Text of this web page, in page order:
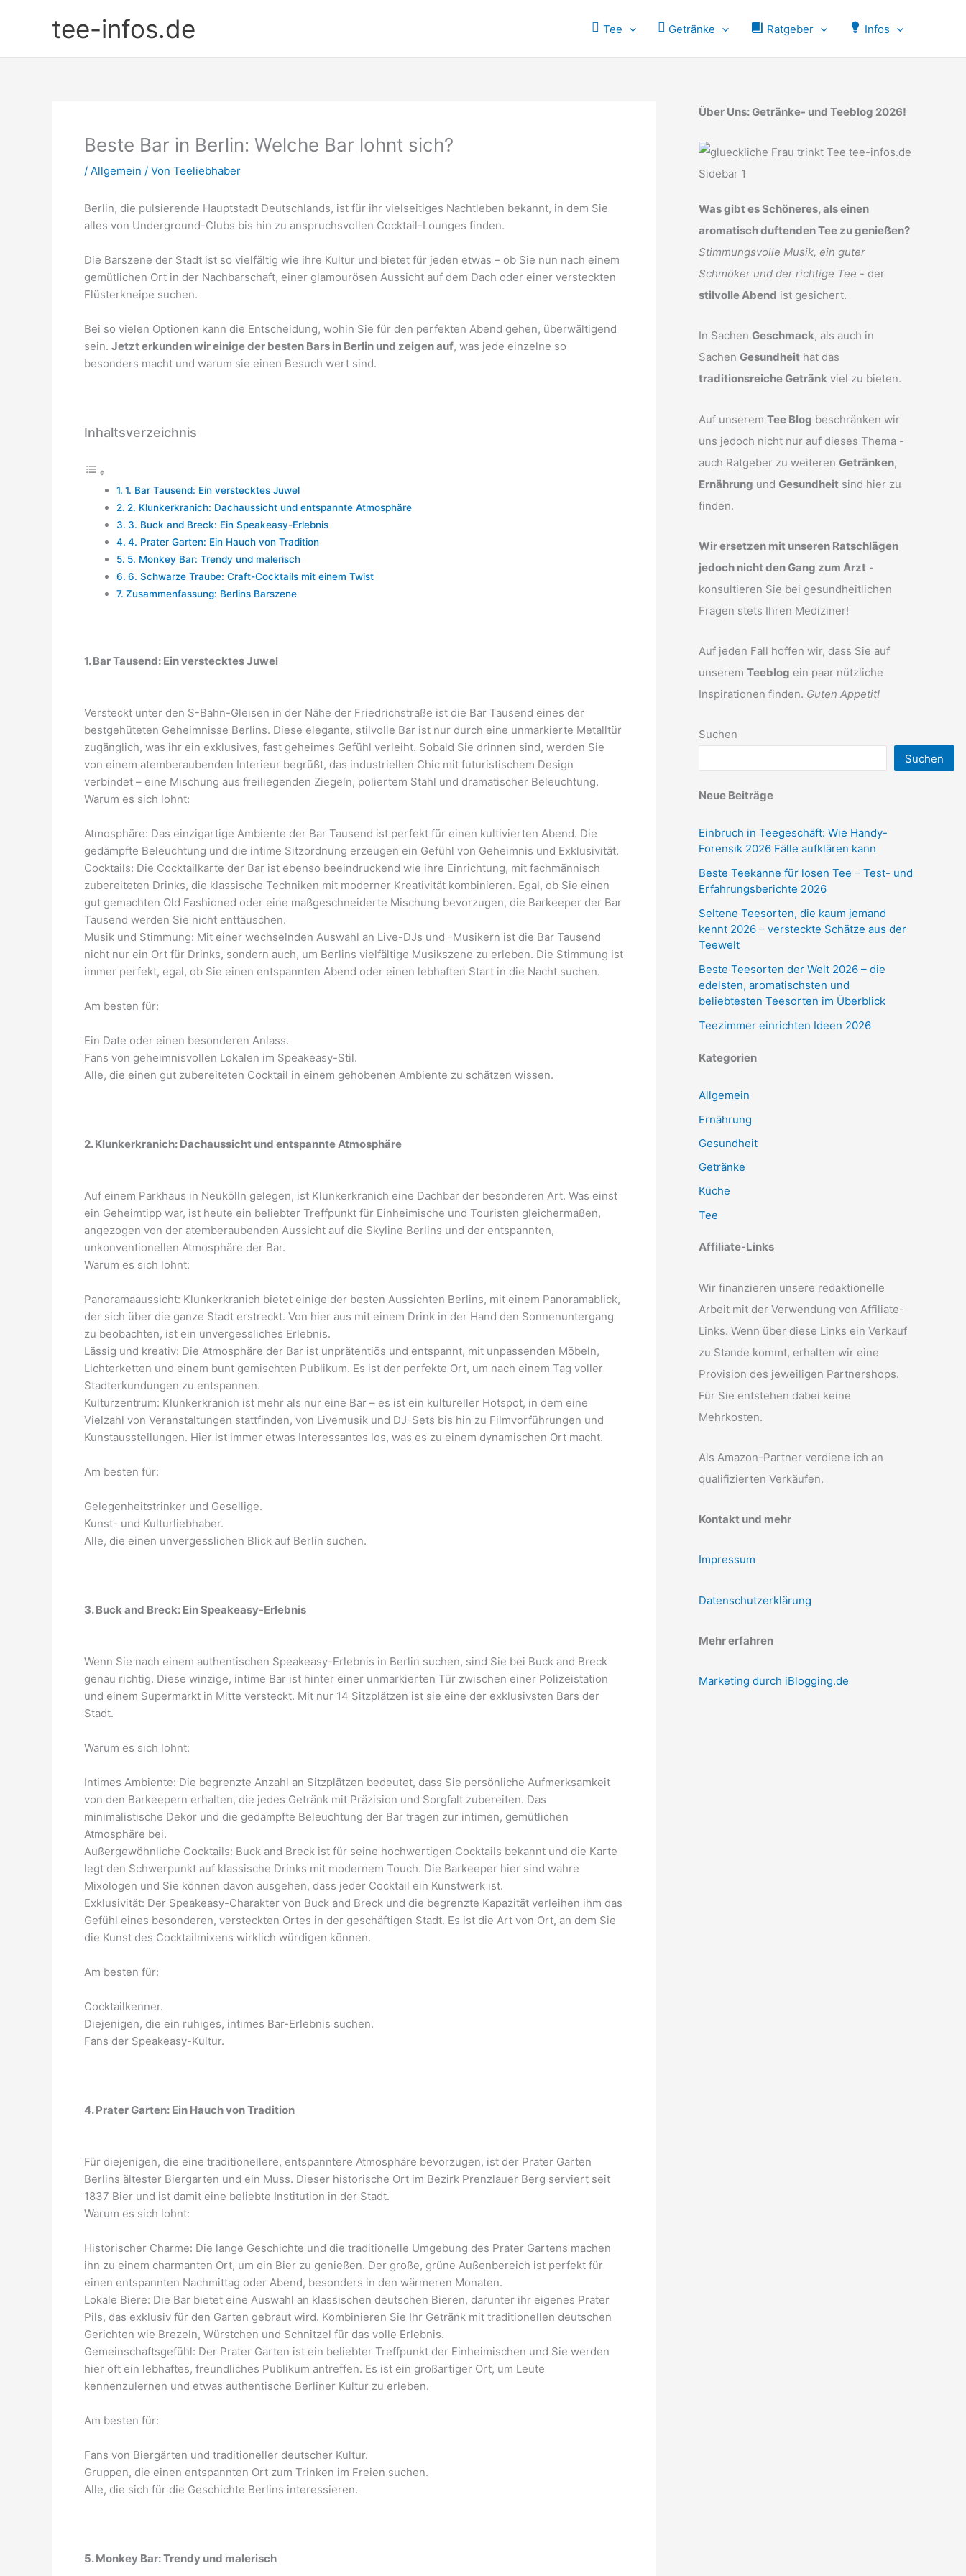
tee-infos.de Tee Getränke Ratgeber Infos
Beste Bar in Berlin: Welche Bar lohnt sich?
/ Allgemein / Von Teeliebhaber
Berlin, die pulsierende Hauptstadt Deutschlands, ist für ihr vielseitiges Nachtleben bekannt, in dem Sie
alles von Underground-Clubs bis hin zu anspruchsvollen Cocktail-Lounges finden.
Die Barszene der Stadt ist so vielfältig wie ihre Kultur und bietet für jeden etwas – ob Sie nun nach einem
gemütlichen Ort in der Nachbarschaft, einer glamourösen Aussicht auf dem Dach oder einer versteckten
Flüsterkneipe suchen.
Bei so vielen Optionen kann die Entscheidung, wohin Sie für den perfekten Abend gehen, überwältigend
sein. Jetzt erkunden wir einige der besten Bars in Berlin und zeigen auf, was jede einzelne so
besonders macht und warum sie einen Besuch wert sind.
Inhaltsverzeichnis
1. Bar Tausend: Ein verstecktes Juwel
2. Klunkerkranich: Dachaussicht und entspannte Atmosphäre
3. Buck and Breck: Ein Speakeasy-Erlebnis
4. Prater Garten: Ein Hauch von Tradition
5. Monkey Bar: Trendy und malerisch
6. Schwarze Traube: Craft-Cocktails mit einem Twist
Zusammenfassung: Berlins Barszene
1. Bar Tausend: Ein verstecktes Juwel
Versteckt unter den S-Bahn-Gleisen in der Nähe der Friedrichstraße ist die Bar Tausend eines der
bestgehüteten Geheimnisse Berlins. Diese elegante, stilvolle Bar ist nur durch eine unmarkierte Metalltür
zugänglich, was ihr ein exklusives, fast geheimes Gefühl verleiht. Sobald Sie drinnen sind, werden Sie
von einem atemberaubenden Interieur begrüßt, das industriellen Chic mit futuristischem Design
verbindet – eine Mischung aus freiliegenden Ziegeln, poliertem Stahl und dramatischer Beleuchtung.
Warum es sich lohnt:
Atmosphäre: Das einzigartige Ambiente der Bar Tausend ist perfekt für einen kultivierten Abend. Die
gedämpfte Beleuchtung und die intime Sitzordnung erzeugen ein Gefühl von Geheimnis und Exklusivität.
Cocktails: Die Cocktailkarte der Bar ist ebenso beeindruckend wie ihre Einrichtung, mit fachmännisch
zubereiteten Drinks, die klassische Techniken mit moderner Kreativität kombinieren. Egal, ob Sie einen
gut gemachten Old Fashioned oder eine maßgeschneiderte Mischung bevorzugen, die Barkeeper der Bar
Tausend werden Sie nicht enttäuschen.
Musik und Stimmung: Mit einer wechselnden Auswahl an Live-DJs und -Musikern ist die Bar Tausend
nicht nur ein Ort für Drinks, sondern auch, um Berlins vielfältige Musikszene zu erleben. Die Stimmung ist
immer perfekt, egal, ob Sie einen entspannten Abend oder einen lebhaften Start in die Nacht suchen.
Am besten für:
Ein Date oder einen besonderen Anlass.
Fans von geheimnisvollen Lokalen im Speakeasy-Stil.
Alle, die einen gut zubereiteten Cocktail in einem gehobenen Ambiente zu schätzen wissen.
2. Klunkerkranich: Dachaussicht und entspannte Atmosphäre
Auf einem Parkhaus in Neukölln gelegen, ist Klunkerkranich eine Dachbar der besonderen Art. Was einst
ein Geheimtipp war, ist heute ein beliebter Treffpunkt für Einheimische und Touristen gleichermaßen,
angezogen von der atemberaubenden Aussicht auf die Skyline Berlins und der entspannten,
unkonventionellen Atmosphäre der Bar.
Warum es sich lohnt:
Panoramaaussicht: Klunkerkranich bietet einige der besten Aussichten Berlins, mit einem Panoramablick,
der sich über die ganze Stadt erstreckt. Von hier aus mit einem Drink in der Hand den Sonnenuntergang
zu beobachten, ist ein unvergessliches Erlebnis.
Lässig und kreativ: Die Atmosphäre der Bar ist unprätentiös und entspannt, mit unpassenden Möbeln,
Lichterketten und einem bunt gemischten Publikum. Es ist der perfekte Ort, um nach einem Tag voller
Stadterkundungen zu entspannen.
Kulturzentrum: Klunkerkranich ist mehr als nur eine Bar – es ist ein kultureller Hotspot, in dem eine
Vielzahl von Veranstaltungen stattfinden, von Livemusik und DJ-Sets bis hin zu Filmvorführungen und
Kunstausstellungen. Hier ist immer etwas Interessantes los, was es zu einem dynamischen Ort macht.
Am besten für:
Gelegenheitstrinker und Gesellige.
Kunst- und Kulturliebhaber.
Alle, die einen unvergesslichen Blick auf Berlin suchen.
3. Buck and Breck: Ein Speakeasy-Erlebnis
Wenn Sie nach einem authentischen Speakeasy-Erlebnis in Berlin suchen, sind Sie bei Buck and Breck
genau richtig. Diese winzige, intime Bar ist hinter einer unmarkierten Tür zwischen einer Polizeistation
und einem Supermarkt in Mitte versteckt. Mit nur 14 Sitzplätzen ist sie eine der exklusivsten Bars der
Stadt.
Warum es sich lohnt:
Intimes Ambiente: Die begrenzte Anzahl an Sitzplätzen bedeutet, dass Sie persönliche Aufmerksamkeit
von den Barkeepern erhalten, die jedes Getränk mit Präzision und Sorgfalt zubereiten. Das
minimalistische Dekor und die gedämpfte Beleuchtung der Bar tragen zur intimen, gemütlichen
Atmosphäre bei.
Außergewöhnliche Cocktails: Buck and Breck ist für seine hochwertigen Cocktails bekannt und die Karte
legt den Schwerpunkt auf klassische Drinks mit modernem Touch. Die Barkeeper hier sind wahre
Mixologen und Sie können davon ausgehen, dass jeder Cocktail ein Kunstwerk ist.
Exklusivität: Der Speakeasy-Charakter von Buck and Breck und die begrenzte Kapazität verleihen ihm das
Gefühl eines besonderen, versteckten Ortes in der geschäftigen Stadt. Es ist die Art von Ort, an dem Sie
die Kunst des Cocktailmixens wirklich würdigen können.
Am besten für:
Cocktailkenner.
Diejenigen, die ein ruhiges, intimes Bar-Erlebnis suchen.
Fans der Speakeasy-Kultur.
4. Prater Garten: Ein Hauch von Tradition
Für diejenigen, die eine traditionellere, entspanntere Atmosphäre bevorzugen, ist der Prater Garten
Berlins ältester Biergarten und ein Muss. Dieser historische Ort im Bezirk Prenzlauer Berg serviert seit
1837 Bier und ist damit eine beliebte Institution in der Stadt.
Warum es sich lohnt:
Historischer Charme: Die lange Geschichte und die traditionelle Umgebung des Prater Gartens machen
ihn zu einem charmanten Ort, um ein Bier zu genießen. Der große, grüne Außenbereich ist perfekt für
einen entspannten Nachmittag oder Abend, besonders in den wärmeren Monaten.
Lokale Biere: Die Bar bietet eine Auswahl an klassischen deutschen Bieren, darunter ihr eigenes Prater
Pils, das exklusiv für den Garten gebraut wird. Kombinieren Sie Ihr Getränk mit traditionellen deutschen
Gerichten wie Brezeln, Würstchen und Schnitzel für das volle Erlebnis.
Gemeinschaftsgefühl: Der Prater Garten ist ein beliebter Treffpunkt der Einheimischen und Sie werden
hier oft ein lebhaftes, freundliches Publikum antreffen. Es ist ein großartiger Ort, um Leute
kennenzulernen und etwas authentische Berliner Kultur zu erleben.
Am besten für:
Fans von Biergärten und traditioneller deutscher Kultur.
Gruppen, die einen entspannten Ort zum Trinken im Freien suchen.
Alle, die sich für die Geschichte Berlins interessieren.
5. Monkey Bar: Trendy und malerisch
Über Uns: Getränke- und Teeblog 2026!
Was gibt es Schöneres, als einen
aromatisch duftenden Tee zu genießen?
Stimmungsvolle Musik, ein guter
Schmöker und der richtige Tee - der
stilvolle Abend ist gesichert.
In Sachen Geschmack, als auch in
Sachen Gesundheit hat das
traditionsreiche Getränk viel zu bieten.
Auf unserem Tee Blog beschränken wir
uns jedoch nicht nur auf dieses Thema -
auch Ratgeber zu weiteren Getränken,
Ernährung und Gesundheit sind hier zu
finden.
Wir ersetzen mit unseren Ratschlägen
jedoch nicht den Gang zum Arzt -
konsultieren Sie bei gesundheitlichen
Fragen stets Ihren Mediziner!
Auf jeden Fall hoffen wir, dass Sie auf
unserem Teeblog ein paar nützliche
Inspirationen finden. Guten Appetit!
Suchen
Suchen
Neue Beiträge
Einbruch in Teegeschäft: Wie Handy-
Forensik 2026 Fälle aufklären kann
Beste Teekanne für losen Tee – Test- und
Erfahrungsberichte 2026
Seltene Teesorten, die kaum jemand
kennt 2026 – versteckte Schätze aus der
Teewelt
Beste Teesorten der Welt 2026 – die
edelsten, aromatischsten und
beliebtesten Teesorten im Überblick
Teezimmer einrichten Ideen 2026
Kategorien
Allgemein
Ernährung
Gesundheit
Getränke
Küche
Tee
Affiliate-Links
Wir finanzieren unsere redaktionelle
Arbeit mit der Verwendung von Affiliate-
Links. Wenn über diese Links ein Verkauf
zu Stande kommt, erhalten wir eine
Provision des jeweiligen Partnershops.
Für Sie entstehen dabei keine
Mehrkosten.
Als Amazon-Partner verdiene ich an
qualifizierten Verkäufen.
Kontakt und mehr
Impressum
Datenschutzerklärung
Mehr erfahren
Marketing durch iBlogging.de